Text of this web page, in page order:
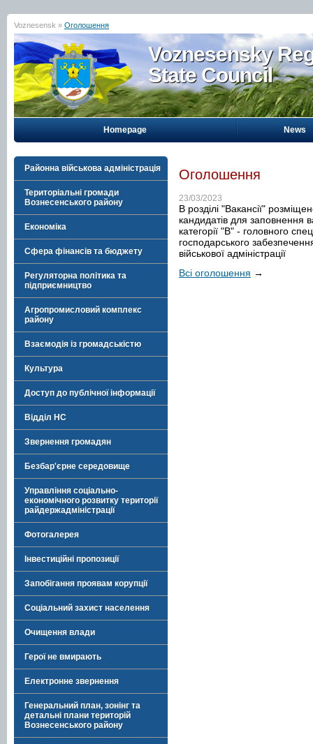
Voznesensk » Оголошення
Voznesensky
State Council
Homepage News
Районна військова адміністрація
Територіальні громади
Вознесенського району
Економіка
Сфера фінансів та бюджету
Регуляторна політика та
підприємництво
Агропромисловий комплекс
району
Взаємодія із громадськістю
Культура
Доступ до публічної інформації
Відділ НС
Звернення громадян
Безбар'єрне середовище
Управління соціально-
економічного розвитку території
райдержадміністрації
Фотогалерея
Інвестиційні пропозиції
Запобігання проявам корупції
Соціальний захист населення
Очищення влади
Герої не вмирають
Електронне звернення
Генеральний план, зонінг та
детальні плани територій
Вознесенського району
Оголошення
23/03/2023
В розділі "Вакансії"
кандидатів для заповнення
категорії "В" - головного
господарського
військової адміністрації
Всі оголошення →